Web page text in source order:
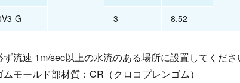
G 3 8.52
流速 1m/sec以上の水流のある場所に設置してくださ
モールド部材質：CR（クロコプレンゴム）